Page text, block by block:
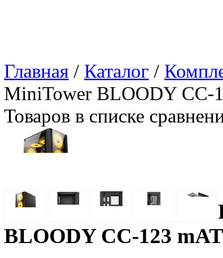
Главная / Каталог /
MiniTower BLOODY CC-
Товаров в списке
BLOODY CC-123